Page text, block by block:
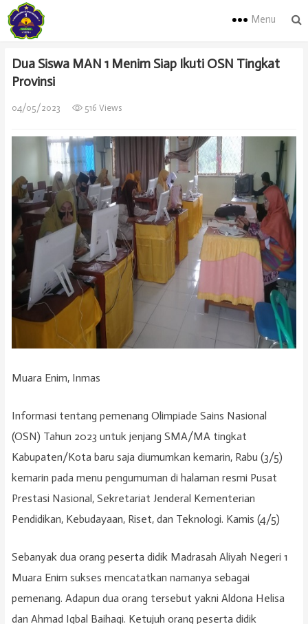
Menu
Dua Siswa MAN 1 Menim Siap Ikuti OSN Tingkat
Provinsi
04/05/2023 516 Views
Muara Enim, Inmas
Informasi tentang pemenang Olimpiade Sains Nasional
(OSN) Tahun 2023 untuk jenjang SMA/MA tingkat
Kabupaten/Kota baru saja diumumkan kemarin, Rabu (3/5)
kemarin pada menu pengumuman di halaman resmi Pusat
Prestasi Nasional, Sekretariat Jenderal Kementerian
Pendidikan, Kebudayaan, Riset, dan Teknologi. Kamis (4/5)
Sebanyak dua orang peserta didik Madrasah Aliyah Negeri 1
Muara Enim sukses mencatatkan namanya sebagai
pemenang. Adapun dua orang tersebut yakni Aldona Helisa
dan Ahmad Iqbal Baihaqi. Ketujuh orang peserta didik